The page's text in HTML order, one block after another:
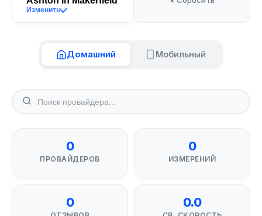
Изменить
Домашний Мобильный
0
ПРОВАЙДЕРОВ
0
ИЗМЕРЕНИЙ
0 0.0